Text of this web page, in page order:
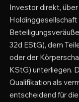
Investor direkt,
32d EStG), dem
oder der
KStG) unterliegen.
Qualifikation als
entscheidend für